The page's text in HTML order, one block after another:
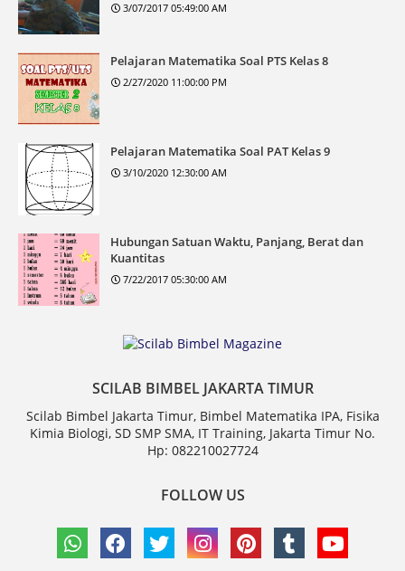
3/07/2017 05:49:00 AM
Pelajaran Matematika Soal PTS Kelas 8
2/27/2020 11:00:00 PM
Pelajaran Matematika Soal PAT Kelas 9
3/10/2020 12:30:00 AM
Hubungan Satuan Waktu, Panjang, Berat dan
Kuantitas
7/22/2017 05:30:00 AM
SCILAB BIMBEL JAKARTA TIMUR
Scilab Bimbel Jakarta Timur, Bimbel Matematika IPA, Fisika
Kimia Biologi, SD SMP SMA, IT Training, Jakarta Timur No.
Hp: 082210027724
FOLLOW US